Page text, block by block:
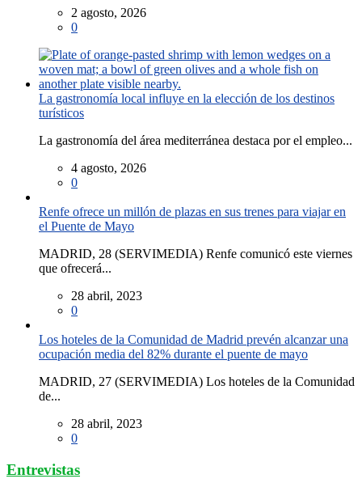
2 agosto, 2026
0
La gastronomía local influye en la elección de los destinos
turísticos
La gastronomía del área mediterránea destaca por el empleo...
4 agosto, 2026
0
Renfe ofrece un millón de plazas en sus trenes para viajar en
el Puente de Mayo
MADRID, 28 (SERVIMEDIA) Renfe comunicó este viernes
que ofrecerá...
28 abril, 2023
0
Los hoteles de la Comunidad de Madrid prevén alcanzar una
ocupación media del 82% durante el puente de mayo
MADRID, 27 (SERVIMEDIA) Los hoteles de la Comunidad
de...
28 abril, 2023
0
Entrevistas